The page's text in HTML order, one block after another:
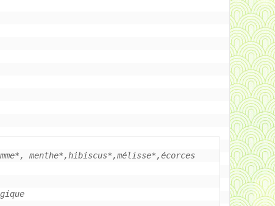
menthe*,hibiscus*,mélisse*,écorces